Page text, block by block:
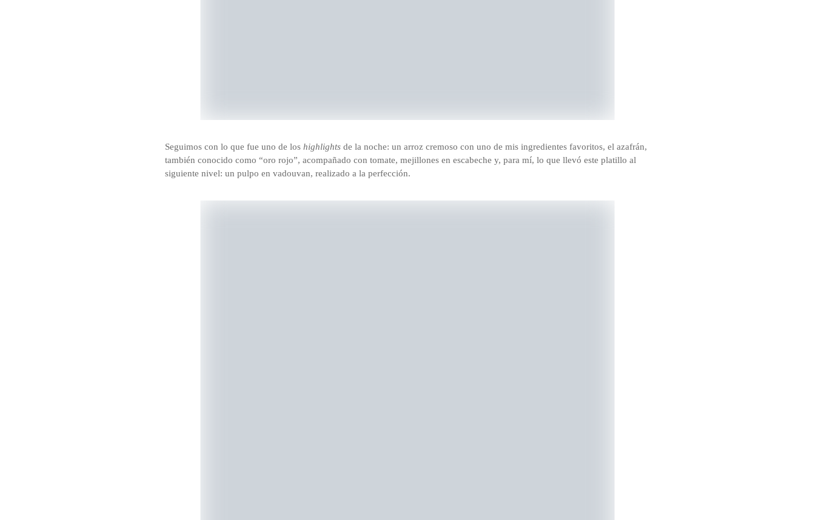
Seguimos con lo que fue uno de los highlights de la noche: un arroz cremoso con uno de mis ingredientes favoritos, el azafrán,
también conocido como “oro rojo”, acompañado con tomate, mejillones en escabeche y, para mí, lo que llevó este platillo al
siguiente nivel: un pulpo en vadouvan, realizado a la perfección.